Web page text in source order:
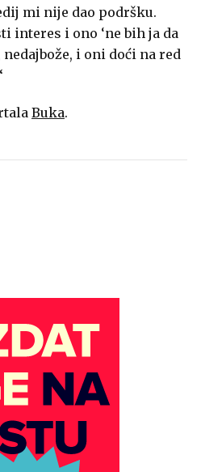
mi nije dao podršku.
interes i ono ‘ne bih ja da
nedajbože, i oni doći na red
Buka.